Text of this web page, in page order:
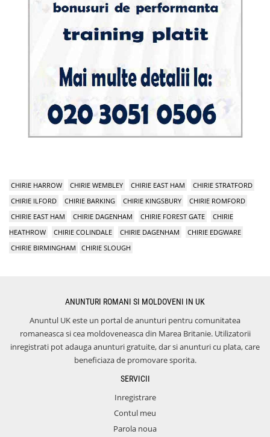
CHIRIE HARROW CHIRIE WEMBLEY CHIRIE EAST HAM
CHIRIE STRATFORD
CHIRIE ILFORD
CHIRIE BARKING CHIRIE KINGSBURY
CHIRIE ROMFORD
CHIRIE EAST HAM
CHIRIE DAGENHAM CHIRIE FOREST GATE
CHIRIE
HEATHROW
CHIRIE COLINDALE CHIRIE DAGENHAM
CHIRIE EDGWARE
CHIRIE BIRMINGHAM
CHIRIE SLOUGH
ANUNTURI ROMANI SI MOLDOVENI IN UK
Anuntul UK este un portal de anunturi pentru comunitatea
romaneasca si cea moldoveneasca din Marea Britanie. Utilizatorii
inregistrati pot adauga anunturi gratuite, dar si anunturi cu plata, care
beneficiaza de promovare sporita.
SERVICII
Inregistrare
Contul meu
Parola noua